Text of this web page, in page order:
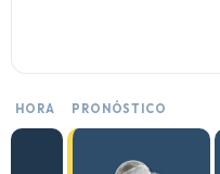
HORA PRONÓSTICO